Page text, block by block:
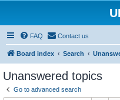
FAQ Contact us
Board index Search
Unanswered topics
Go to advanced search